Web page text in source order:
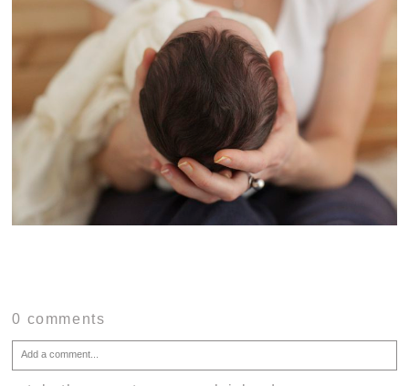
0 comments
Add a comment...